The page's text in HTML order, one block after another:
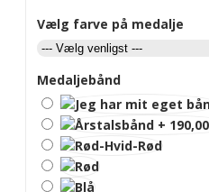
Vælg farve på medalje
Medaljebånd